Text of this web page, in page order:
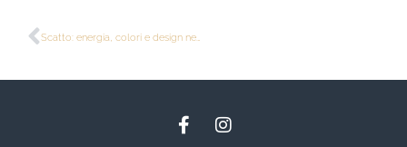
Scatto: energia, colori e design nel primo corner ad Aprilia 2